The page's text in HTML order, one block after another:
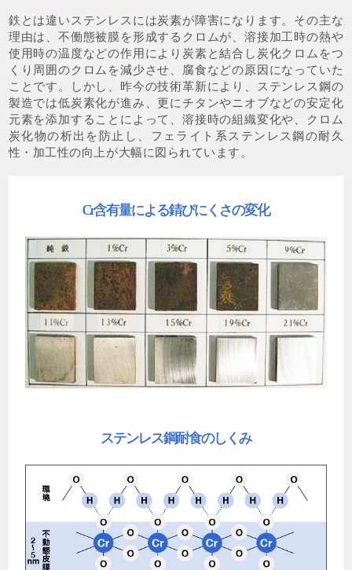
鉄とは違いステンレスには炭素が障害になります。その主な
理由は、不働態被膜を形成するクロムが、溶接加工時の熱や
使用時の温度などの作用により炭素と結合し炭化クロムをつ
くり周囲のクロムを減少させ、腐食などの原因になっていた
ことです。しかし、昨今の技術革新により、ステンレス鋼の
製造では低炭素化が進み、更にチタンやニオブなどの安定化
元素を添加することによって、溶接時の組織変化や、クロム
炭化物の析出を防止し、フェライト系ステンレス鋼の耐久
性・加工性の向上が大幅に図られています。
Cr含有量による錆びにくさの変化
ステンレス鋼耐食のしくみ